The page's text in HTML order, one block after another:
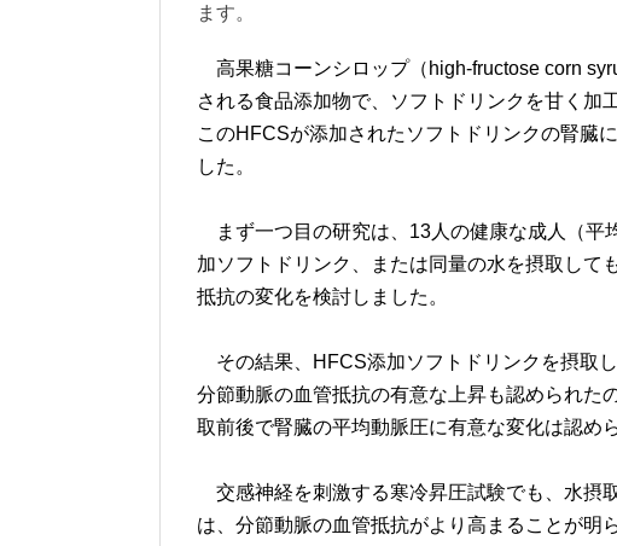
ます。
高果糖コーンシロップ（high-fructose corn
される食品添加物で、ソフトドリンクを甘く加
このHFCSが添加されたソフトドリンクの腎臓
した。
まず一つ目の研究は、13人の健康な成人（平
加ソフトドリンク、または同量の水を摂取して
抵抗の変化を検討しました。
その結果、HFCS添加ソフトドリンクを摂取
分節動脈の血管抵抗の有意な上昇も認められた
取前後で腎臓の平均動脈圧に有意な変化は認め
交感神経を刺激する寒冷昇圧試験でも、水摂
は、分節動脈の血管抵抗がより高まることが明